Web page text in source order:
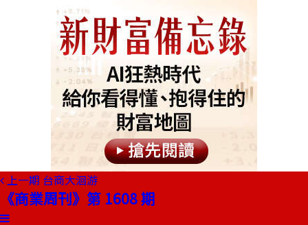
上一期 台商大洄游
《商業周刊》第 1608 期